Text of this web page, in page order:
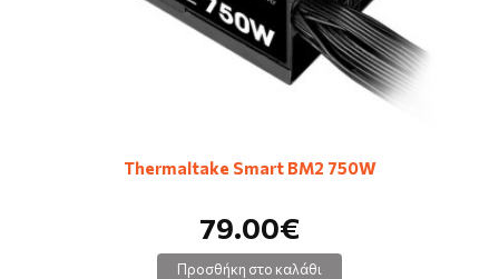
Thermaltake Smart BM2 750W
79.00€
Προσθήκη στο καλάθι